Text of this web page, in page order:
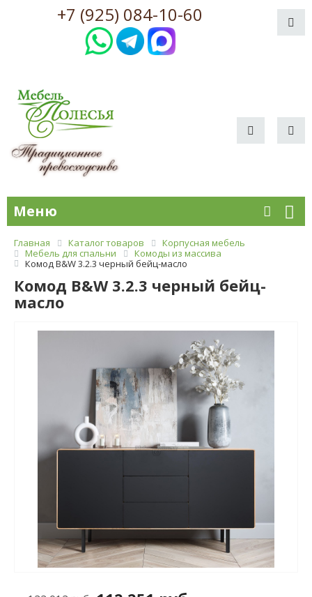
+7 (925) 084-10-60
Меню
Главная Каталог товаров
Корпусная мебель
Мебель для спальни
Комоды из массива
Комод B&W 3.2.3 черный бейц-масло
Комод B&W 3.2.3 черный бейц-
масло